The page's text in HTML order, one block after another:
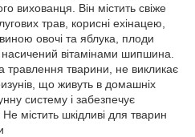
вихованця. Він містить свіже
трав, корисні ехінацею,
овочі та яблука, плоди
насичений вітамінами шипшина.
травлення тварини, не викликає
що живуть в домашніх
систему і забезпечує
містить шкідливі для тварин